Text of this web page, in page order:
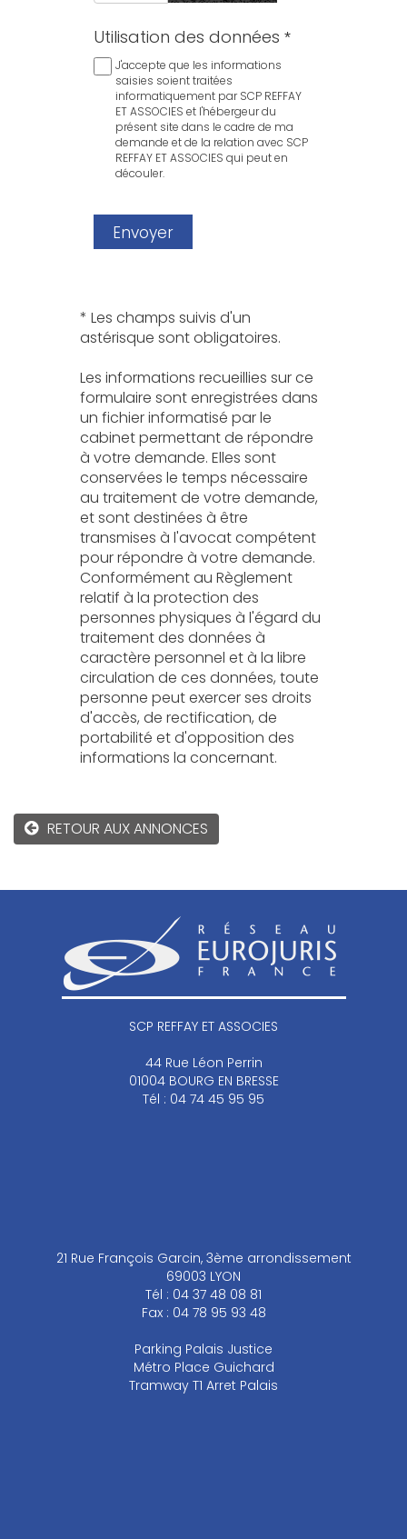
Utilisation des données
J'accepte que les informations
saisies soient traitées
informatiquement par SCP REFFAY
ET ASSOCIES et l'hébergeur du
présent site dans le cadre de ma
demande et de la relation avec SCP
REFFAY ET ASSOCIES qui peut en
découler.
Envoyer
* Les champs suivis d'un
astérisque sont obligatoires.
Les informations recueillies sur ce
formulaire sont enregistrées dans
un fichier informatisé par le
cabinet permettant de répondre
à votre demande. Elles sont
conservées le temps nécessaire
au traitement de votre demande,
et sont destinées à être
transmises à l'avocat compétent
pour répondre à votre demande.
Conformément au Règlement
relatif à la protection des
personnes physiques à l'égard du
traitement des données à
caractère personnel et à la libre
circulation de ces données, toute
personne peut exercer ses droits
d'accès, de rectification, de
portabilité et d'opposition des
informations la concernant.
RETOUR
SCP REFFAY ET ASSOCIES
44 Rue Léon Perrin
01004 BOURG EN BRESSE
Tél : 04 74 45 95 95
21 Rue François Garcin, 3ème arrondissement
69003 LYON
Tél : 04 37 48 08 81
Fax : 04 78 95 93 48
Parking Palais Justice
Métro Place Guichard
Tramway T1 Arret Palais